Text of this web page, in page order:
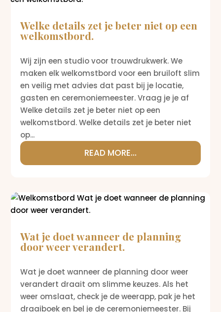
Welke details zet je beter niet op een
welkomstbord.
Wij zijn een studio voor trouwdrukwerk. We
maken elk welkomstbord voor een bruiloft slim
en veilig met advies dat past bij je locatie,
gasten en ceremoniemeester. Vraag je je af
Welke details zet je beter niet op een
welkomstbord. Welke details zet je beter niet
op...
READ MORE...
Wat je doet wanneer de planning
door weer verandert.
Wat je doet wanneer de planning door weer
verandert draait om slimme keuzes. Als het
weer omslaat, check je de weerapp, pak je het
draaiboek en bel je de ceremoniemeester. Bij